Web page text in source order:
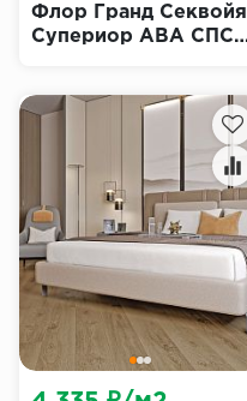
Флор Гранд Секвойя
Супериор ABA СПС
SUPERIOR GRAND